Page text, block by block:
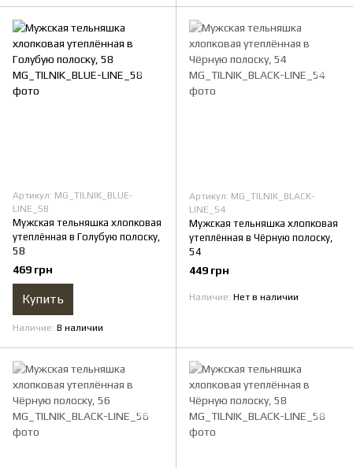
Артикул: MG_TILNIK_BLUE-
LINE_58
Мужская тельняшка хлопковая
утеплённая в Голубую полоску,
58
469 грн
Купить
Наличие В наличии
Артикул: MG_TILNIK_BLACK-
LINE_54
Мужская тельняшка хлопковая
утеплённая в Чёрную полоску,
54
449 грн
Наличие Нет в наличии